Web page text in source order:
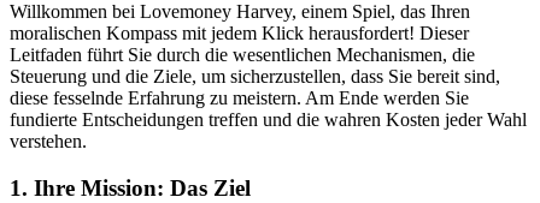
Willkommen bei Lovemoney Harvey, einem Spiel, das Ihren
moralischen Kompass mit jedem Klick herausfordert! Dieser
Leitfaden führt Sie durch die wesentlichen Mechanismen, die
Steuerung und die Ziele, um sicherzustellen, dass Sie bereit sind,
diese fesselnde Erfahrung zu meistern. Am Ende werden Sie
fundierte Entscheidungen treffen und die wahren Kosten jeder Wahl
verstehen.
1. Ihre Mission: Das Ziel